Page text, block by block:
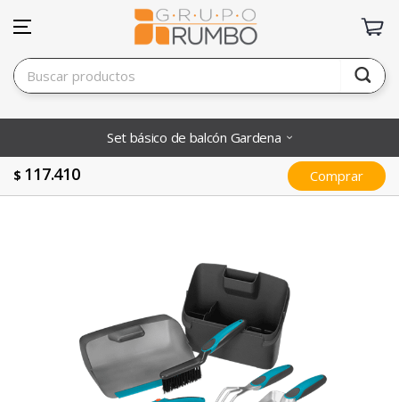
Set básico de balcón Gardena
Comprar
$ 117.410